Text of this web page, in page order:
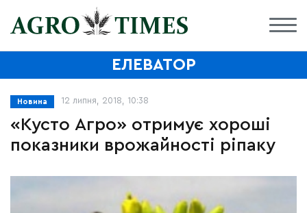
ЕЛЕВАТОР
Новина 12 липня, 2018, 10:38
«Кусто Агро» отримує хороші
показники врожайності ріпаку